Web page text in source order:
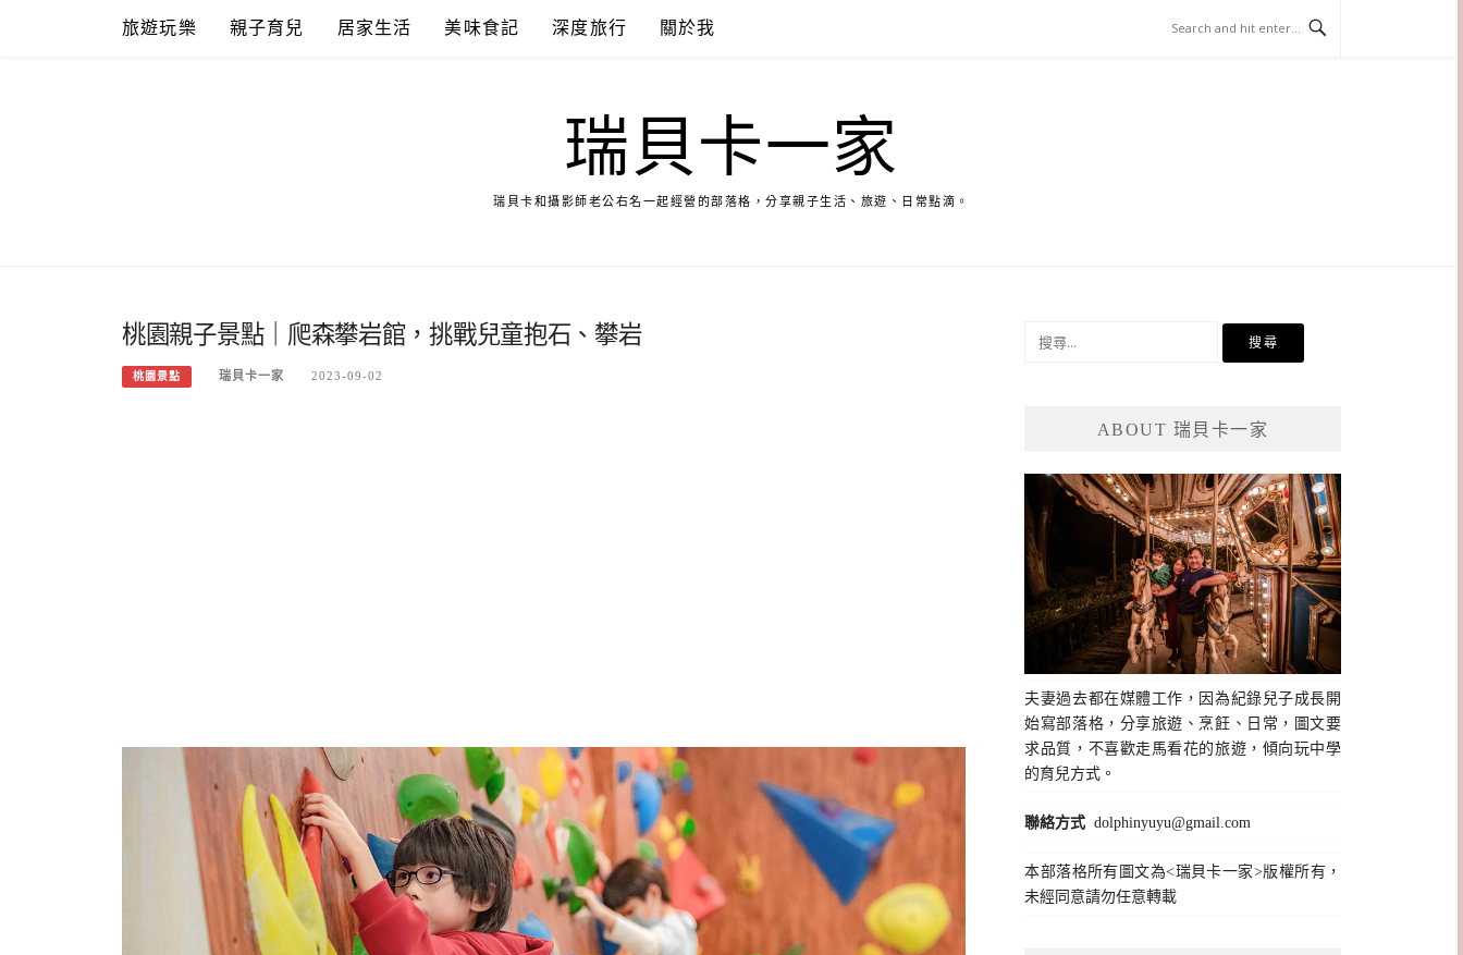
旅遊玩樂 親子育兒 居家生活 美味食記 深度旅行 關於我
瑞貝卡一家
瑞貝卡和攝影師老公右名一起經營的部落格，分享親子生活、旅遊、日常點滴。
桃園親子景點｜爬森攀岩館，挑戰兒童抱石、攀岩
桃園景點 瑞貝卡一家 2023-09-02
ABOUT 瑞貝卡一家
夫妻過去都在媒體工作，因為紀錄兒子成長開
始寫部落格，分享旅遊、烹飪、日常，圖文要
求品質，不喜歡走馬看花的旅遊，傾向玩中學
的育兒方式。
聯絡方式 dolphinyuyu@gmail.com
本部落格所有圖文為<瑞貝卡一家>版權所有，
未經同意請勿任意轉載